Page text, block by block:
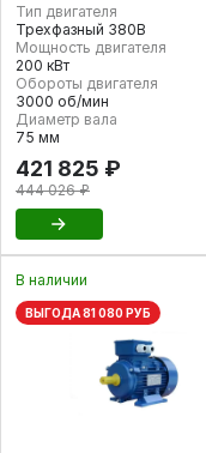
Тип двигателя
Трехфазный 380В
Мощность двигателя
200 кВт
Обороты двигателя
3000 об/мин
Диаметр вала
75 мм
421 825 ₽
444 026 ₽
В наличии
ВЫГОДА 81 080 РУБ